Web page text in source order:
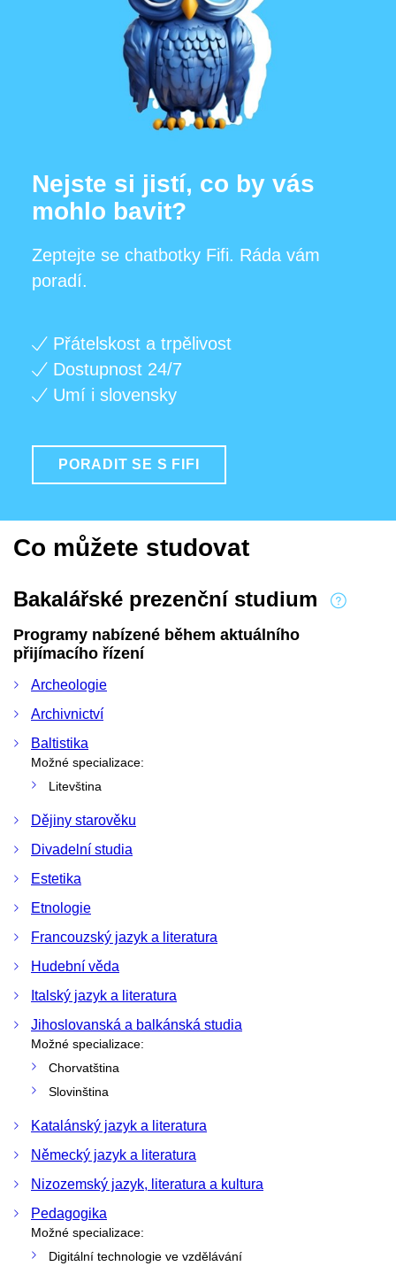
Nejste si jistí, co by vás
mohlo bavit?
Zeptejte se chatbotky Fifi. Ráda vám
poradí.
Přátelskost a trpělivost
Dostupnost 24/7
Umí i slovensky
PORADIT SE S FIFI
Co můžete studovat
Bakalářské prezenční studium
Programy nabízené během aktuálního
přijímacího řízení
Archeologie
Archivnictví
Baltistika
Možné specializace:
Litevština
Dějiny starověku
Divadelní studia
Estetika
Etnologie
Francouzský jazyk a literatura
Hudební věda
Italský jazyk a literatura
Jihoslovanská a balkánská studia
Možné specializace:
Chorvatština
Slovinština
Katalánský jazyk a literatura
Německý jazyk a literatura
Nizozemský jazyk, literatura a kultura
Pedagogika
Možné specializace:
Digitální technologie ve vzdělávání